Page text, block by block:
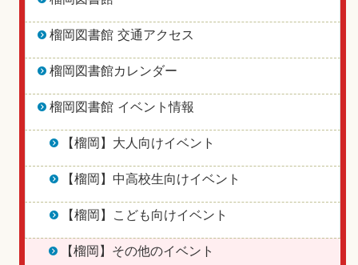
榴岡図書館 交通アクセス
榴岡図書館カレンダー
榴岡図書館 イベント情報
【榴岡】大人向けイベント
【榴岡】中高校生向けイベント
【榴岡】こども向けイベント
【榴岡】その他のイベント